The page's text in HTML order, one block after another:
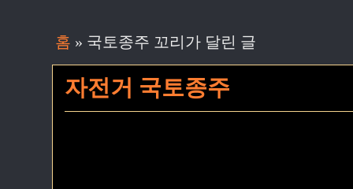
홈 » 국토종주 꼬리가 달린 글
자전거 국토종주